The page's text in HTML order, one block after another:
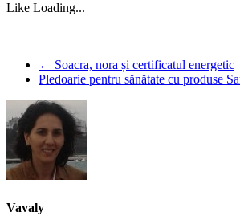
Like Loading...
← Soacra, nora și certificatul energetic
Pledoarie pentru sănătate cu produse
Vavaly